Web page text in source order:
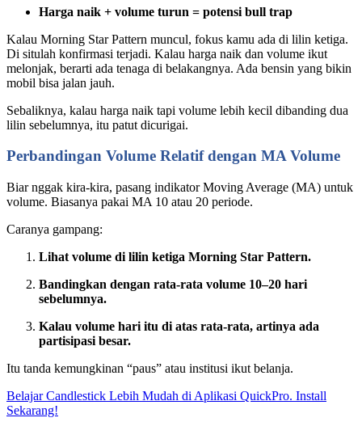
Harga naik + volume turun = potensi bull trap
Kalau Morning Star Pattern muncul, fokus kamu ada di lilin ketiga.
Di situlah konfirmasi terjadi. Kalau harga naik dan volume ikut
melonjak, berarti ada tenaga di belakangnya. Ada bensin yang bikin
mobil bisa jalan jauh.
Sebaliknya, kalau harga naik tapi volume lebih kecil dibanding dua
lilin sebelumnya, itu patut dicurigai.
Perbandingan Volume Relatif dengan MA Volume
Biar nggak kira-kira, pasang indikator Moving Average (MA) untuk
volume. Biasanya pakai MA 10 atau 20 periode.
Caranya gampang:
Lihat volume di lilin ketiga Morning Star Pattern.
Bandingkan dengan rata-rata volume 10–20 hari
sebelumnya.
Kalau volume hari itu di atas rata-rata, artinya ada
partisipasi besar.
Itu tanda kemungkinan “paus” atau institusi ikut belanja.
Belajar Candlestick Lebih Mudah di Aplikasi QuickPro. Install
Sekarang!